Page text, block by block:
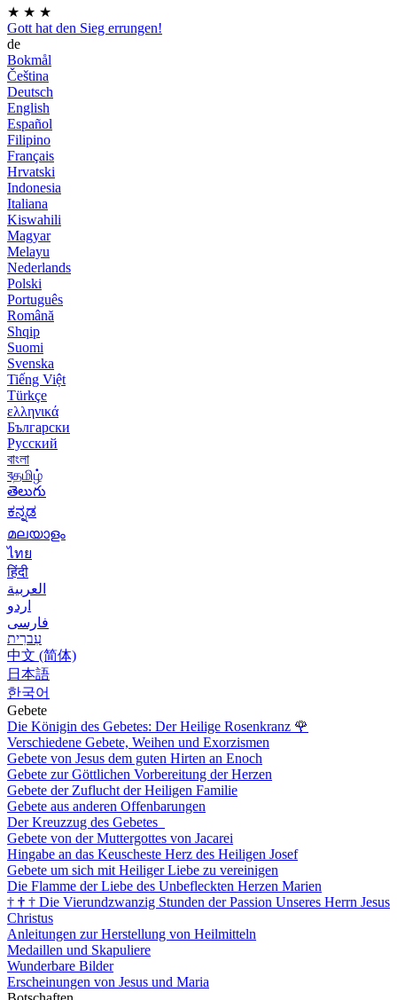
★ ★ ★
Gott hat den Sieg errungen!
de
Bokmål
Čeština
Deutsch
English
Español
Filipino
Français
Hrvatski
Indonesia
Italiana
Kiswahili
Magyar
Melayu
Nederlands
Polski
Português
Română
Shqip
Suomi
Svenska
Tiếng Việt
Türkçe
ελληνικά
Български
Русский
বাংলা
বதமிழ்
తెలుగు
ಕನ್ನಡ
മലയാളം
ไทย
हिंदी
العربية
اردو
فارسی
עִברִית
中文 (简体)
日本語
한국어
Gebete
Die Königin des Gebetes: Der Heilige Rosenkranz 🌹
Verschiedene Gebete, Weihen und Exorzismen
Gebete von Jesus dem guten Hirten an Enoch
Gebete zur Göttlichen Vorbereitung der Herzen
Gebete der Zuflucht der Heiligen Familie
Gebete aus anderen Offenbarungen
Der Kreuzzug des Gebetes
Gebete von der Muttergottes von Jacarei
Hingabe an das Keuscheste Herz des Heiligen Josef
Gebete um sich mit Heiliger Liebe zu vereinigen
Die Flamme der Liebe des Unbefleckten Herzen Marien
† † † Die Vierundzwanzig Stunden der Passion Unseres Herrn Jesus
Christus
Anleitungen zur Herstellung von Heilmitteln
Medaillen und Skapuliere
Wunderbare Bilder
Erscheinungen von Jesus und Maria